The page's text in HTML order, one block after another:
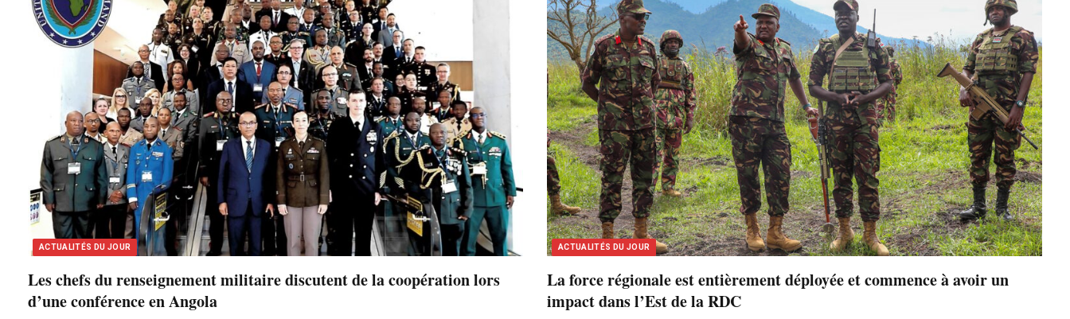
ACTUALITÉS DU JOUR
Les chefs du renseignement militaire discutent de la coopération lors
d’une conférence en Angola
ACTUALITÉS DU JOUR
La force régionale est entièrement déployée et commence à avoir un
impact dans l’Est de la RDC